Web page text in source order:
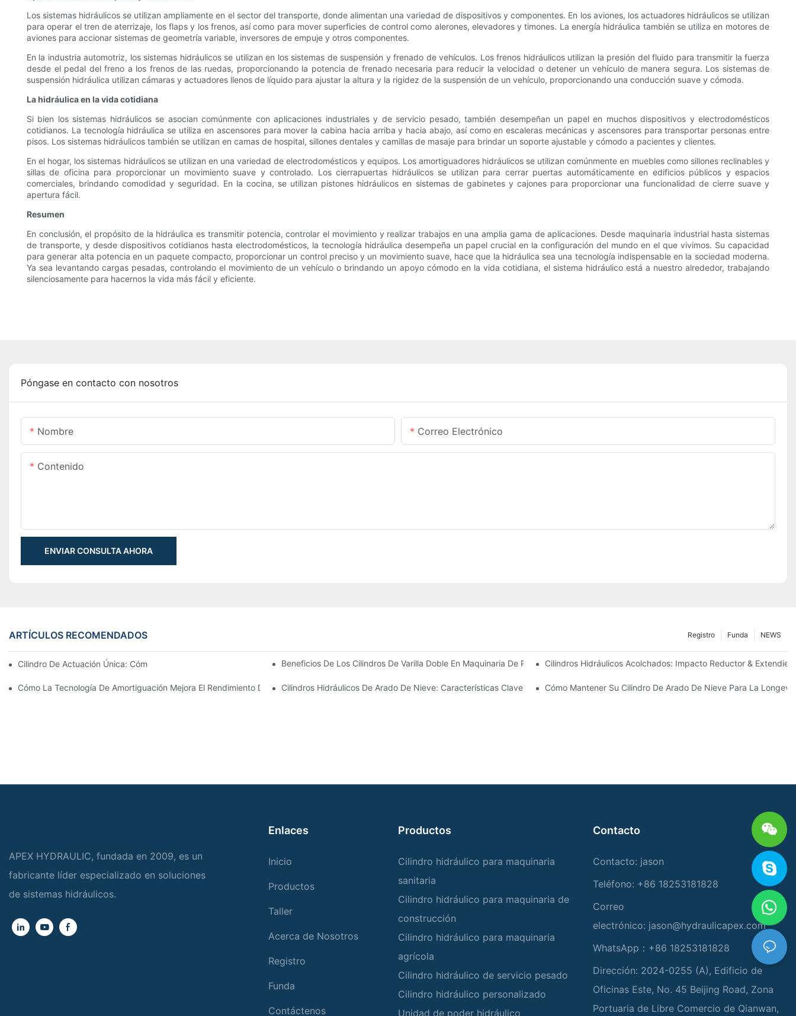
Los sistemas hidráulicos se utilizan ampliamente en el sector del transporte, donde alimentan una variedad de dispositivos y componentes. En los aviones, los actuadores hidráulicos se utilizan
para operar el tren de aterrizaje, los flaps y los frenos, así como para mover superficies de control como alerones, elevadores y timones. La energía hidráulica también se utiliza en motores de
aviones para accionar sistemas de geometría variable, inversores de empuje y otros componentes.
En la industria automotriz, los sistemas hidráulicos se utilizan en los sistemas de suspensión y frenado de vehículos. Los frenos hidráulicos utilizan la presión del fluido para transmitir la fuerza
desde el pedal del freno a los frenos de las ruedas, proporcionando la potencia de frenado necesaria para reducir la velocidad o detener un vehículo de manera segura. Los sistemas de
suspensión hidráulica utilizan cámaras y actuadores llenos de líquido para ajustar la altura y la rigidez de la suspensión de un vehículo, proporcionando una conducción suave y cómoda.
La hidráulica en la vida cotidiana
Si bien los sistemas hidráulicos se asocian comúnmente con aplicaciones industriales y de servicio pesado, también desempeñan un papel en muchos dispositivos y electrodomésticos
cotidianos. La tecnología hidráulica se utiliza en ascensores para mover la cabina hacia arriba y hacia abajo, así como en escaleras mecánicas y ascensores para transportar personas entre
pisos. Los sistemas hidráulicos también se utilizan en camas de hospital, sillones dentales y camillas de masaje para brindar un soporte ajustable y cómodo a pacientes y clientes.
En el hogar, los sistemas hidráulicos se utilizan en una variedad de electrodomésticos y equipos. Los amortiguadores hidráulicos se utilizan comúnmente en muebles como sillones reclinables y
sillas de oficina para proporcionar un movimiento suave y controlado. Los cierrapuertas hidráulicos se utilizan para cerrar puertas automáticamente en edificios públicos y espacios
comerciales, brindando comodidad y seguridad. En la cocina, se utilizan pistones hidráulicos en sistemas de gabinetes y cajones para proporcionar una funcionalidad de cierre suave y
apertura fácil.
Resumen
En conclusión, el propósito de la hidráulica es transmitir potencia, controlar el movimiento y realizar trabajos en una amplia gama de aplicaciones. Desde maquinaria industrial hasta sistemas
de transporte, y desde dispositivos cotidianos hasta electrodomésticos, la tecnología hidráulica desempeña un papel crucial en la configuración del mundo en el que vivimos. Su capacidad
para generar alta potencia en un paquete compacto, proporcionar un control preciso y un movimiento suave, hace que la hidráulica sea una tecnología indispensable en la sociedad moderna.
Ya sea levantando cargas pesadas, controlando el movimiento de un vehículo o brindando un apoyo cómodo en la vida cotidiana, el sistema hidráulico está a nuestro alrededor, trabajando
silenciosamente para hacernos la vida más fácil y eficiente.
Póngase en contacto con nosotros
Nombre Correo Electrónico
Contenido
ENVIAR CONSULTA AHORA
ARTÍCULOS RECOMENDADOS NEWS
Funda
Registro
Cilindro De Actuación Única: Cómo Funciona & Aplicaciones ComunesBeneficios De Los Cilindros De Varilla Doble En Maquinaria De PrecisiónCilindros Hidráulicos Acolchados: Impacto Reductor &
Cómo La Tecnología De Amortiguación Mejora El Rendimiento Del Cilindro HidráulicoCilindros Hidráulicos De Arado De Nieve: Características Clave Para Condiciones De Invierno Duras
Cómo Mantener Su Cilindro De Arado De Nieve Para La
APEX HYDRAULIC, fundada en 2009, es un
fabricante líder especializado en soluciones
de sistemas hidráulicos.
Enlaces
Inicio
Productos
Taller
Acerca de Nosotros
Registro
Funda
Contáctenos
Productos
Cilindro hidráulico para maquinaria
sanitaria
Cilindro hidráulico para maquinaria de
construcción
Cilindro hidráulico para maquinaria
agrícola
Cilindro hidráulico de servicio pesado
Cilindro hidráulico personalizado
Unidad de poder hidráulico
Contacto
Contacto: jason
Teléfono: +86 18253181828
Correo
electrónico: jason@hydraulicapex.com
WhatsApp：+86 18253181828
Dirección: 2024-0255 (A), Edificio de
Oficinas Este, No. 45 Beijing Road, Zona
Portuaria de Libre Comercio de Qianwan,